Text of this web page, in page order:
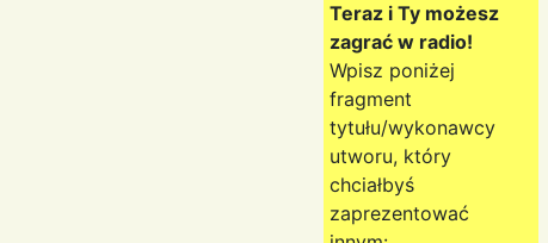
Teraz i Ty możesz
zagrać w radio!
Wpisz poniżej
fragment
tytułu/wykonawcy
utworu, który
chciałbyś
zaprezentować